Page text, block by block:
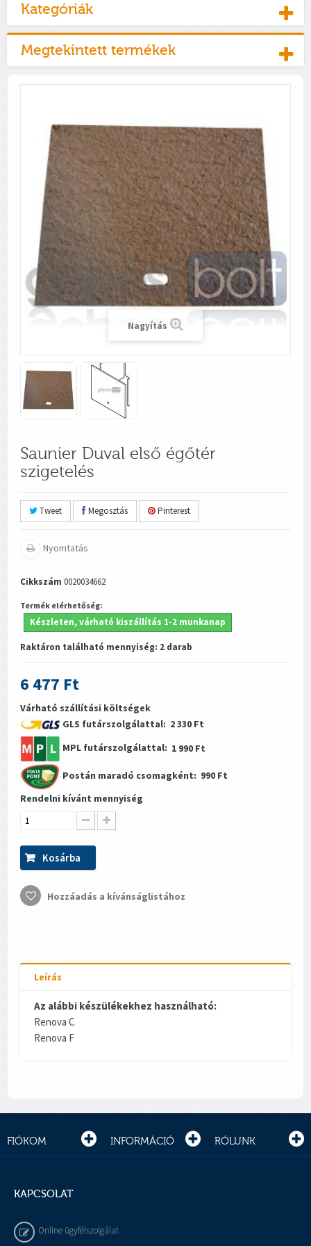
Kategóriák
Megtekintett termékek
Nagyítás
Saunier Duval első égőtér
szigetelés
Tweet Megosztás Pinterest
Nyomtatás
Cikkszám 0020034662
Termék elérhetőség:
Készleten, várható kiszállítás 1-2 munkanap
Raktáron található mennyiség: 2 darab
6 477 Ft
Várható szállítási költségek
GLS futárszolgálattal: 2 330 Ft
MPL futárszolgálattal: 1 990 Ft
Postán maradó csomagként: 990 Ft
Rendelni kívánt mennyiség
Kosárba
Hozzáadás a kívánságlistához
Leírás
Az alábbi készülékekhez használható:
Renova C
Renova F
FIÓKOM INFORMÁCIÓ RÓLUNK
KAPCSOLAT
Online ügyfélszolgálat